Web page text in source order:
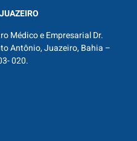
Médico e Empresarial Dr.
Antônio, Juazeiro, Bahia –
020.